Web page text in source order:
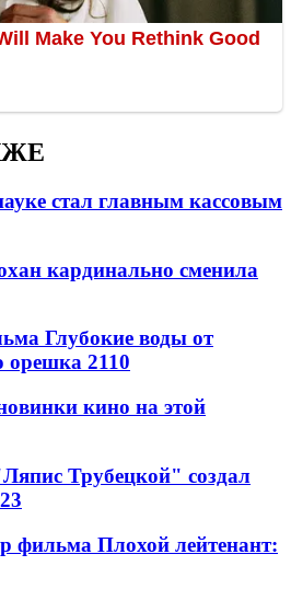
стал главным кассовым
кардинально сменила
Глубокие воды от
орешка 2110
кино на этой
Трубецкой" создал
23
фильма Плохой лейтенант: